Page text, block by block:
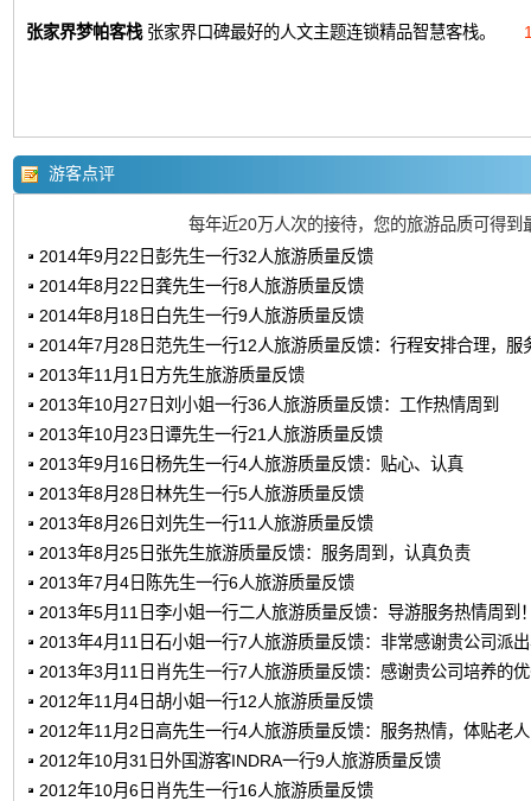
张家界梦帕客栈张家界口碑最好的人文主题连锁精品智慧客栈。
游客点评
每年近20万人次的接待，您的旅游品质可得到
2014年9月22日彭先生一行32人旅游质量反馈
2014年8月22日龚先生一行8人旅游质量反馈
2014年8月18日白先生一行9人旅游质量反馈
2014年7月28日范先生一行12人旅游质量反馈：行程安排合理，服
2013年11月1日方先生旅游质量反馈
2013年10月27日刘小姐一行36人旅游质量反馈：工作热情周到
2013年10月23日谭先生一行21人旅游质量反馈
2013年9月16日杨先生一行4人旅游质量反馈：贴心、认真
2013年8月28日林先生一行5人旅游质量反馈
2013年8月26日刘先生一行11人旅游质量反馈
2013年8月25日张先生旅游质量反馈：服务周到，认真负责
2013年7月4日陈先生一行6人旅游质量反馈
2013年5月11日李小姐一行二人旅游质量反馈：导游服务热情周到
2013年4月11日石小姐一行7人旅游质量反馈：非常感谢贵公司派
2013年3月11日肖先生一行7人旅游质量反馈：感谢贵公司培养的
2012年11月4日胡小姐一行12人旅游质量反馈
2012年11月2日高先生一行4人旅游质量反馈：服务热情，体贴老
2012年10月31日外国游客INDRA一行9人旅游质量反馈
2012年10月6日肖先生一行16人旅游质量反馈